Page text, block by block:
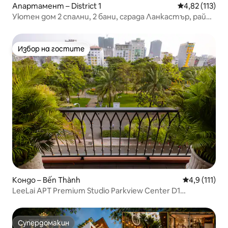
Апартамент – District 1 Средна
4,82 (113)
Уютен дом 2 спални, 2 бани, сграда Ланкастър, район
Избор на гостите
Избор на гостите
Кондо – Bến Thành Средна
4,9 (111)
LeeLai APT Premium Studio Parkview Center D1
Супердомакин